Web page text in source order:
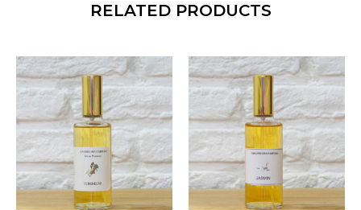
RELATED PRODUCTS